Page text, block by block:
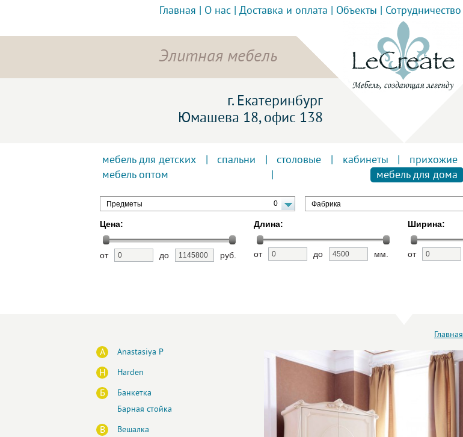
Главная О нас Доставка и оплата Объекты Сотрудничество
Элитная мебель
г. Екатеринбург
Юмашева 18, офис 138
мебель для детских спальни столовые кабинеты прихожие
мебель оптом
мебель для дома
Предметы 0 Фабрика
Цена:
от до руб.
Длина:
от до мм.
Ширина:
от
A Anastasiya P
H Harden
Б
Банкетка
Барная стойка
В
Вешалка
Главная